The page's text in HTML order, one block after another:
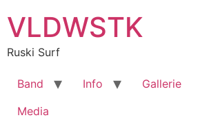
Inhalt
springen
VLDWSTK
Ruski Surf
Band Info Gallerie
Media